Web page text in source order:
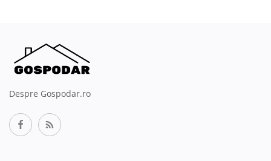
Despre Gospodar.ro